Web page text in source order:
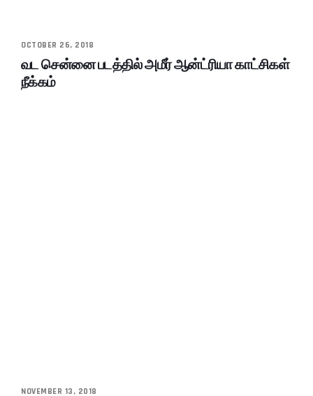
OCTOBER 26, 2018
வட சென்னை படத்தில் அமீர் ஆன்ட்ரியா காட்சிகள்
நீக்கம்
NOVEMBER 13, 2018